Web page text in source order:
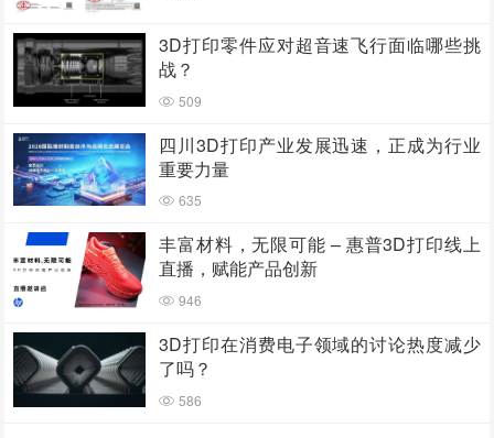
3D打印零件应对超音速飞行面临哪些挑
战？
509
四川3D打印产业发展迅速，正成为行业
重要力量
635
丰富材料，无限可能 – 惠普3D打印线上
直播，赋能产品创新
946
3D打印在消费电子领域的讨论热度减少
了吗？
586